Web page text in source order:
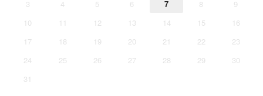
3
4 5 6 7 8
9
10
11 12 13 14 15
16
17
18 19 20 21 22
23
24
25 26 27 28 29
30
31